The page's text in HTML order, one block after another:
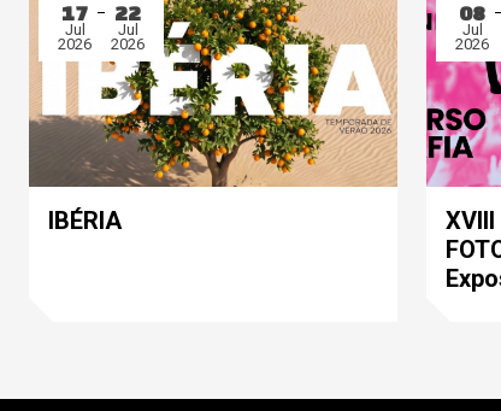
17
Jul
2026
22
Jul
2026
IBÉRIA
08
Jul
2026
XVIII